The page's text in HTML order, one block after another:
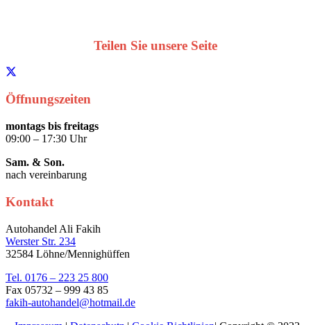
Teilen Sie unsere Seite
Öffnungszeiten
montags bis freitags
09:00 – 17:30 Uhr
Sam. & Son.
nach vereinbarung
Kontakt
Autohandel Ali Fakih
Werster Str. 234
32584 Löhne/Mennighüffen
Tel. 0176 – 223 25 800
Fax 05732 – 999 43 85
fakih-autohandel@hotmail.de